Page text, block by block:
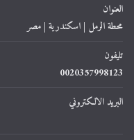
العنوان
محطة الرمل | اسكندرية | مصر
تليفون
0020357998123
البريد الالكتروني